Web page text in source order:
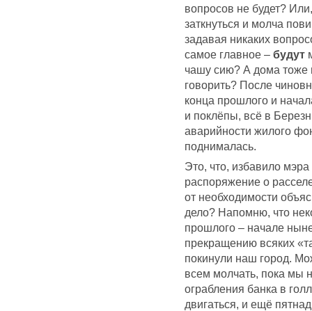
вопросов не будет?
заткнуться и молча
задавая никаких
самое главное – будут
чашу сию? А дома тоже
говорить? После
конца прошлого и
и поклёпы, всё в
аварийности жилого
поднималась.
Это, что, избавило
распоряжение о
от необходимости
дело? Напомню, что
прошлого – начале
прекращению всяких
покинули наш город.
всем молчать, пока мы
ограбления банка в
двигаться, и ещё